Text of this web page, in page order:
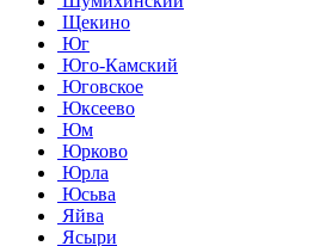
Щекино
Юг
Юго-Камский
Юговское
Юксеево
Юм
Юрково
Юрла
Юсьва
Яйва
Ясыри